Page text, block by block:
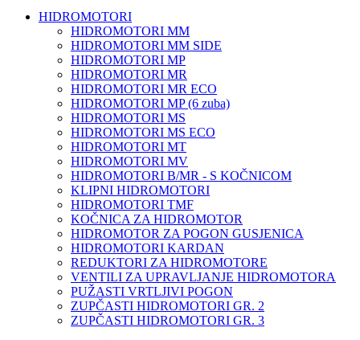
HIDROMOTORI
HIDROMOTORI MM
HIDROMOTORI MM SIDE
HIDROMOTORI MP
HIDROMOTORI MR
HIDROMOTORI MR ECO
HIDROMOTORI MP (6 zuba)
HIDROMOTORI MS
HIDROMOTORI MS ECO
HIDROMOTORI MT
HIDROMOTORI MV
HIDROMOTORI B/MR - S KOČNICOM
KLIPNI HIDROMOTORI
HIDROMOTORI TMF
KOČNICA ZA HIDROMOTOR
HIDROMOTOR ZA POGON GUSJENICA
HIDROMOTORI KARDAN
REDUKTORI ZA HIDROMOTORE
VENTILI ZA UPRAVLJANJE HIDROMOTORA
PUŽASTI VRTLJIVI POGON
ZUPČASTI HIDROMOTORI GR. 2
ZUPČASTI HIDROMOTORI GR. 3